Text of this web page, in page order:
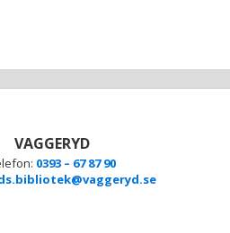
VAGGERYD
0393 – 67 87 90